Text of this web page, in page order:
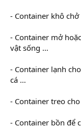
- Container khô
- Container mở
vật sống …
- Container lạnh
cá …
- Container treo
- Container bồn để